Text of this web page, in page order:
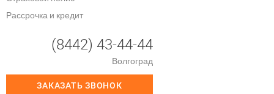
Рассрочка и кредит
(8442) 43-44-44
Волгоград
ЗАКАЗАТЬ ЗВОНОК